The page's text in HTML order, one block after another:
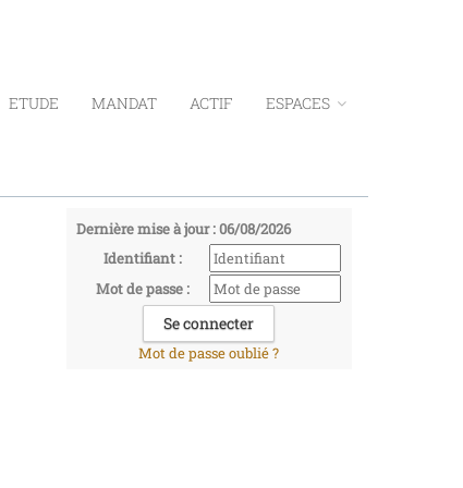
ETUDE MANDAT ACTIF ESPACES
Dernière mise à jour : 06/08/2026
Identifiant :
Mot de passe :
Mot de passe oublié ?